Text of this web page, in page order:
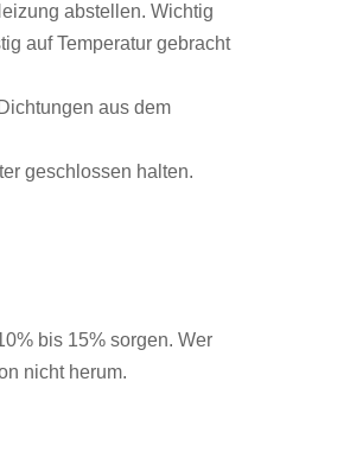
abstellen. Wichtig
auf Temperatur gebracht
aus dem
geschlossen halten.
bis 15% sorgen. Wer
nicht herum.